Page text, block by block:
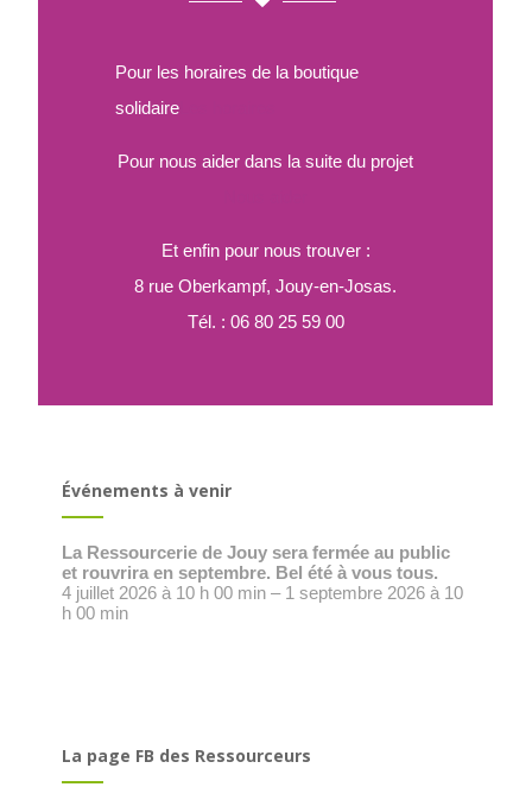
Pour les horaires de la boutique
solidaireLes horaires
Pour nous aider dans la suite du projet
Et enfin pour nous trouver :
8 rue Oberkampf, Jouy-en-Josas.
Tél. : 06 80 25 59 00
Événements à venir
La Ressourcerie de Jouy sera fermée au public
et rouvrira en septembre. Bel été à vous tous.
4 juillet 2026 à 10 h 00 min – 1 septembre 2026 à 10
h 00 min
La page FB des Ressourceurs